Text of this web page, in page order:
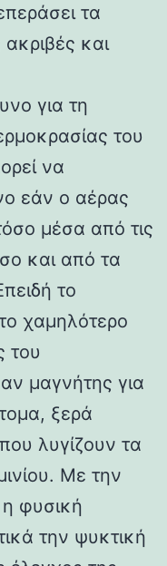
τα
και
για τη
του
να
εάν ο αέρας
μέσα από τις
και από τα
το
χαμηλότερο
του
μαγνήτης για
ξερά
λυγίζουν τα
Με την
φυσική
την ψυκτική